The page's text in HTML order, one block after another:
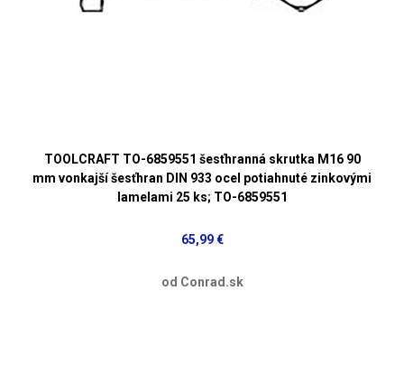
TOOLCRAFT TO-6859551 šesťhranná skrutka M16 90
mm vonkajší šesťhran DIN 933 ocel potiahnuté zinkovými
lamelami 25 ks; TO-6859551
65,99 €
od Conrad.sk